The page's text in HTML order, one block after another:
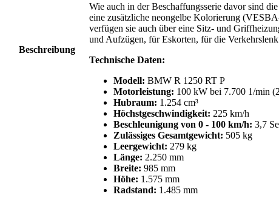
Beschreibung
Wie auch in der Beschaffungsserie davor sind
eine zusätzliche neongelbe Kolorierung
verfügen sie auch über eine Sitz- und
und Aufzügen, für Eskorten, für die
Technische Daten:
Modell: BMW R 1250 RT P
Motorleistung: 100 kW bei 7.700 1/min
Hubraum: 1.254 cm³
Höchstgeschwindigkeit: 225 km/h
Beschleunigung von 0 - 100 km/h: 3,7
Zulässiges Gesamtgewicht: 505 kg
Leergewicht: 279 kg
Länge: 2.250 mm
Breite: 985 mm
Höhe: 1.575 mm
Radstand: 1.485 mm